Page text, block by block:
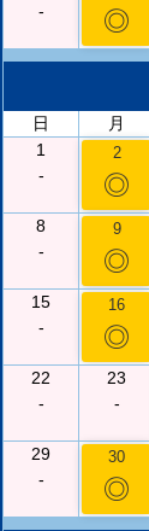
-
◎
日
月
1
-
2
◎
8
-
9
◎
15
-
16
◎
22
-
23
-
29
-
30
◎